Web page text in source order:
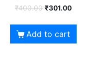
₹400.00 ₹301.00
Add to cart